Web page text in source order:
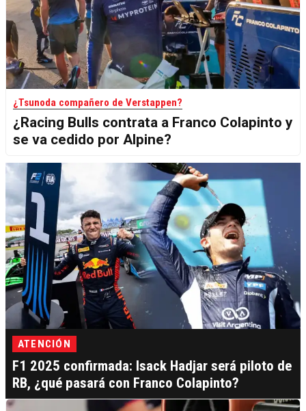
¿Tsunoda compañero de Verstappen?
¿Racing Bulls contrata a Franco Colapinto y
se va cedido por Alpine?
ATENCIÓN
F1 2025 confirmada: Isack Hadjar será piloto de
RB, ¿qué pasará con Franco Colapinto?